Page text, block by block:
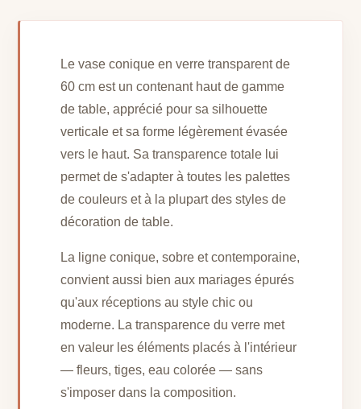
Le vase conique en verre transparent de
60 cm est un contenant haut de gamme
de table, apprécié pour sa silhouette
verticale et sa forme légèrement évasée
vers le haut. Sa transparence totale lui
permet de s'adapter à toutes les palettes
de couleurs et à la plupart des styles de
décoration de table.
La ligne conique, sobre et contemporaine,
convient aussi bien aux mariages épurés
qu'aux réceptions au style chic ou
moderne. La transparence du verre met
en valeur les éléments placés à l'intérieur
— fleurs, tiges, eau colorée — sans
s'imposer dans la composition.